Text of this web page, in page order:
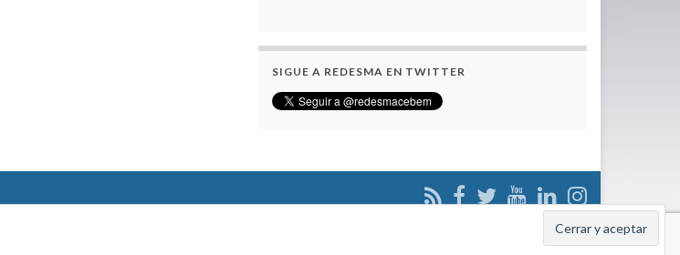
SIGUE A REDESMA EN TWITTER